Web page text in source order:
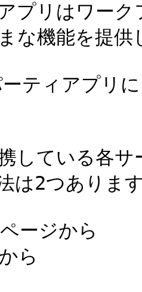
プリはワー
な機能を提供
ティアプリ
している各サ
は2つありま
ージから
ら